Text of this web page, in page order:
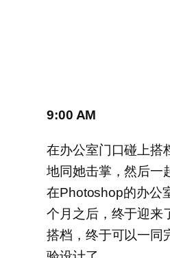
9:00 AM
在办公室门口碰上搭
地同她击掌，然后一
在Photoshop的办公
个月之后，终于迎来
搭档，终于可以一同